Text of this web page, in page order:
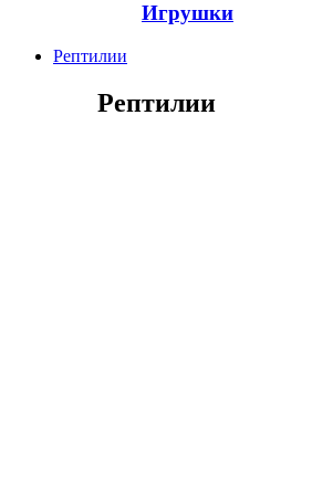
Игрушки
Рептилии
Рептилии